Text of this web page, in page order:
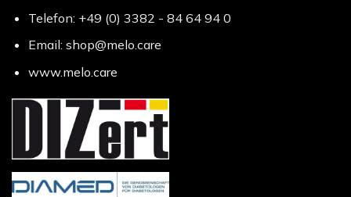
Telefon: +49 (0) 3382 - 84 64 94 0
Email: shop@melo.care
www.melo.care